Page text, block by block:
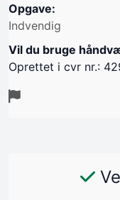
Opgave:
Indvendig
Vil du bruge
Oprettet i cvr nr.: